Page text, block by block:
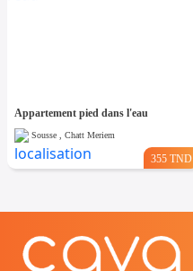
Appartement pied dans l'eau
Sousse , Chatt Meriem
355 TND